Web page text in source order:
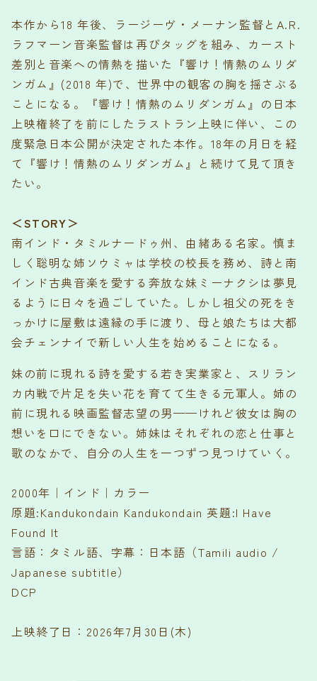
本作から18 年後、ラージーヴ・メーナン監督とA.R.
ラフマーン音楽監督は再びタッグを組み、カースト
差別と音楽への情熱を描いた『響け！情熱のムリダ
ンガム』(2018 年)で、世界中の観客の胸を揺さぶる
ことになる。『響け！情熱のムリダンガム』の日本
上映権終了を前にしたラストラン上映に伴い、この
度緊急日本公開が決定された本作。18年の月日を経
て『響け！情熱のムリダンガム』と続けて見て頂き
たい。
＜STORY＞
南インド・タミルナードゥ州、由緒ある名家。慎ま
しく聡明な姉ソウミャは学校の校長を務め、詩と南
インド古典音楽を愛する奔放な妹ミーナクシは夢見
るように日々を過ごしていた。しかし祖父の死をき
っかけに屋敷は遠縁の手に渡り、母と娘たちは大都
会チェンナイで新しい人生を始めることになる。
妹の前に現れる詩を愛する若き実業家と、スリラン
カ内戦で片足を失い花を育てて生きる元軍人。姉の
前に現れる映画監督志望の男——けれど彼女は胸の
想いを口にできない。姉妹はそれぞれの恋と仕事と
歌のなかで、自分の人生を一つずつ見つけていく。
2000年｜インド｜カラー
原題:Kandukondain Kandukondain 英題:I Have
Found It
言語：タミル語、字幕：日本語（Tamili audio /
Japanese subtitle）
DCP
上映終了日：2026年7月30日(木)